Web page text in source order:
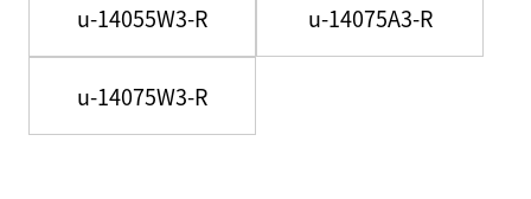
u-14055W3-R u-14075A3-R
u-14075W3-R